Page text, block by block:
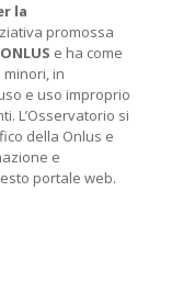
la
promossa
e ha come
in
e uso improprio
L’Osservatorio si
della Onlus e
e
portale web.